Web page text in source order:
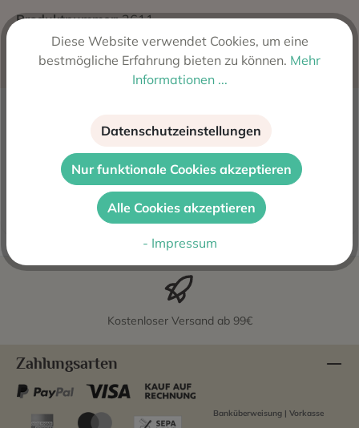
Produktnummer:2611
Hersteller:Laderas del Montejurra S.L., 31263
Dicastillo, Navarra, Spanien
Norden liegenden bekannten Weinanbauregion Navarra,
am Jakobsweg g…Mehr
Kostenloser Versand ab 99€
Zahlungsarten
Banküberweisung | Vorkasse
Diese Website verwendet Cookies, um eine
bestmögliche Erfahrung bieten zu können. Mehr
Informationen ...
Datenschutzeinstellungen
Nur funktionale Cookies akzeptieren
Alle Cookies akzeptieren
- Impressum